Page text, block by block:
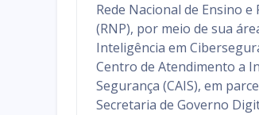
Rede Nacional de Ensino e
(RNP), por meio de sua
Inteligência em
Centro de Atendimento a
Segurança (CAIS), em
Secretaria de Governo